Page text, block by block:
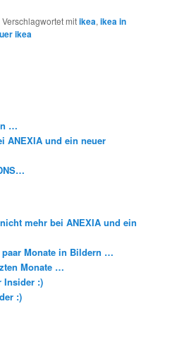
Verschlagwortet mitikea,ikea in
ikea
…
ANEXIA und ein neuer
mehr bei ANEXIA und ein
paar Monate in Bildern …
Monate …
Insider :)
:)